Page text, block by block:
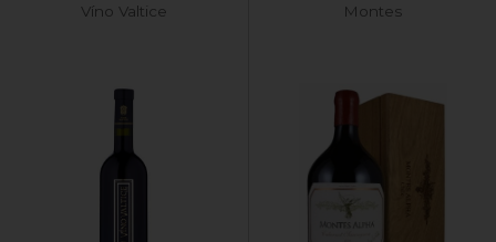
Víno Valtice
Montes